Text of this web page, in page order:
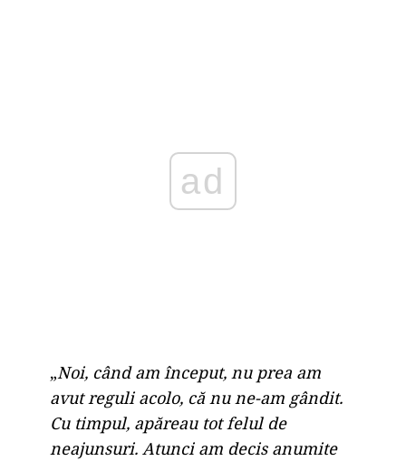
ad
„Noi, când am început, nu prea am
avut reguli acolo, că nu ne-am gândit.
Cu timpul, apăreau tot felul de
neajunsuri. Atunci am decis anumite